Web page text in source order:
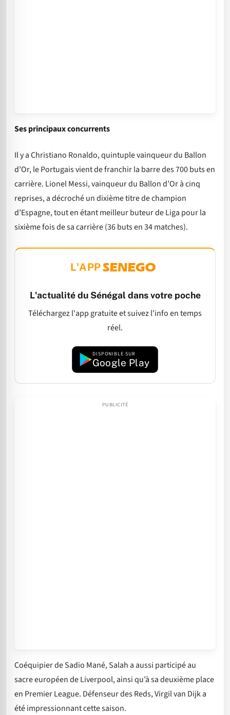
Ses principaux concurrents
Il y a Christiano Ronaldo, quintuple vainqueur du Ballon
d’Or, le Portugais vient de franchir la barre des 700 buts en
carrière. Lionel Messi, vainqueur du Ballon d’Or à cinq
reprises, a décroché un dixième titre de champion
d’Espagne, tout en étant meilleur buteur de Liga pour la
sixième fois de sa carrière (36 buts en 34 matches).
L'APP
L'actualité du Sénégal dans votre poche
Téléchargez l'app gratuite et suivez l'info en temps
réel.
DISPONIBLE SUR
Google Play
Coéquipier de Sadio Mané, Salah a aussi participé au
sacre européen de Liverpool, ainsi qu’à sa deuxième place
en Premier League. Défenseur des Reds, Virgil van Dijk a
été impressionnant cette saison.